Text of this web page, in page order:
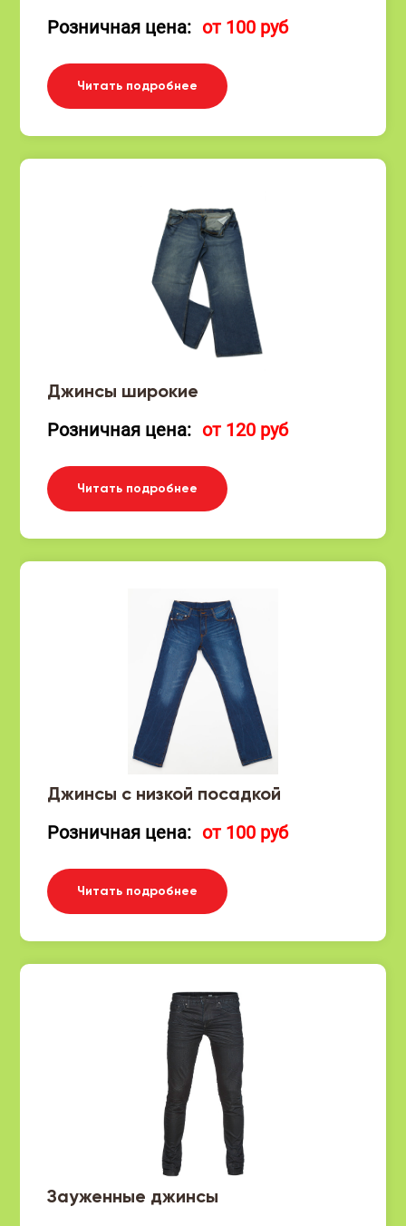
Розничная цена: от 100 руб
Читать подробнее
Джинсы широкие
Розничная цена: от 120 руб
Читать подробнее
Джинсы с низкой посадкой
Розничная цена: от 100 руб
Читать подробнее
Зауженные джинсы